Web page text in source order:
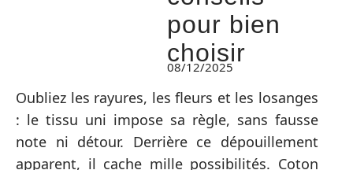
pour bien
choisir
08/12/2025
Oubliez les rayures, les fleurs et les losanges
: le tissu uni impose sa règle, sans fausse
note ni détour. Derrière ce dépouillement
apparent, il cache mille possibilités. Coton